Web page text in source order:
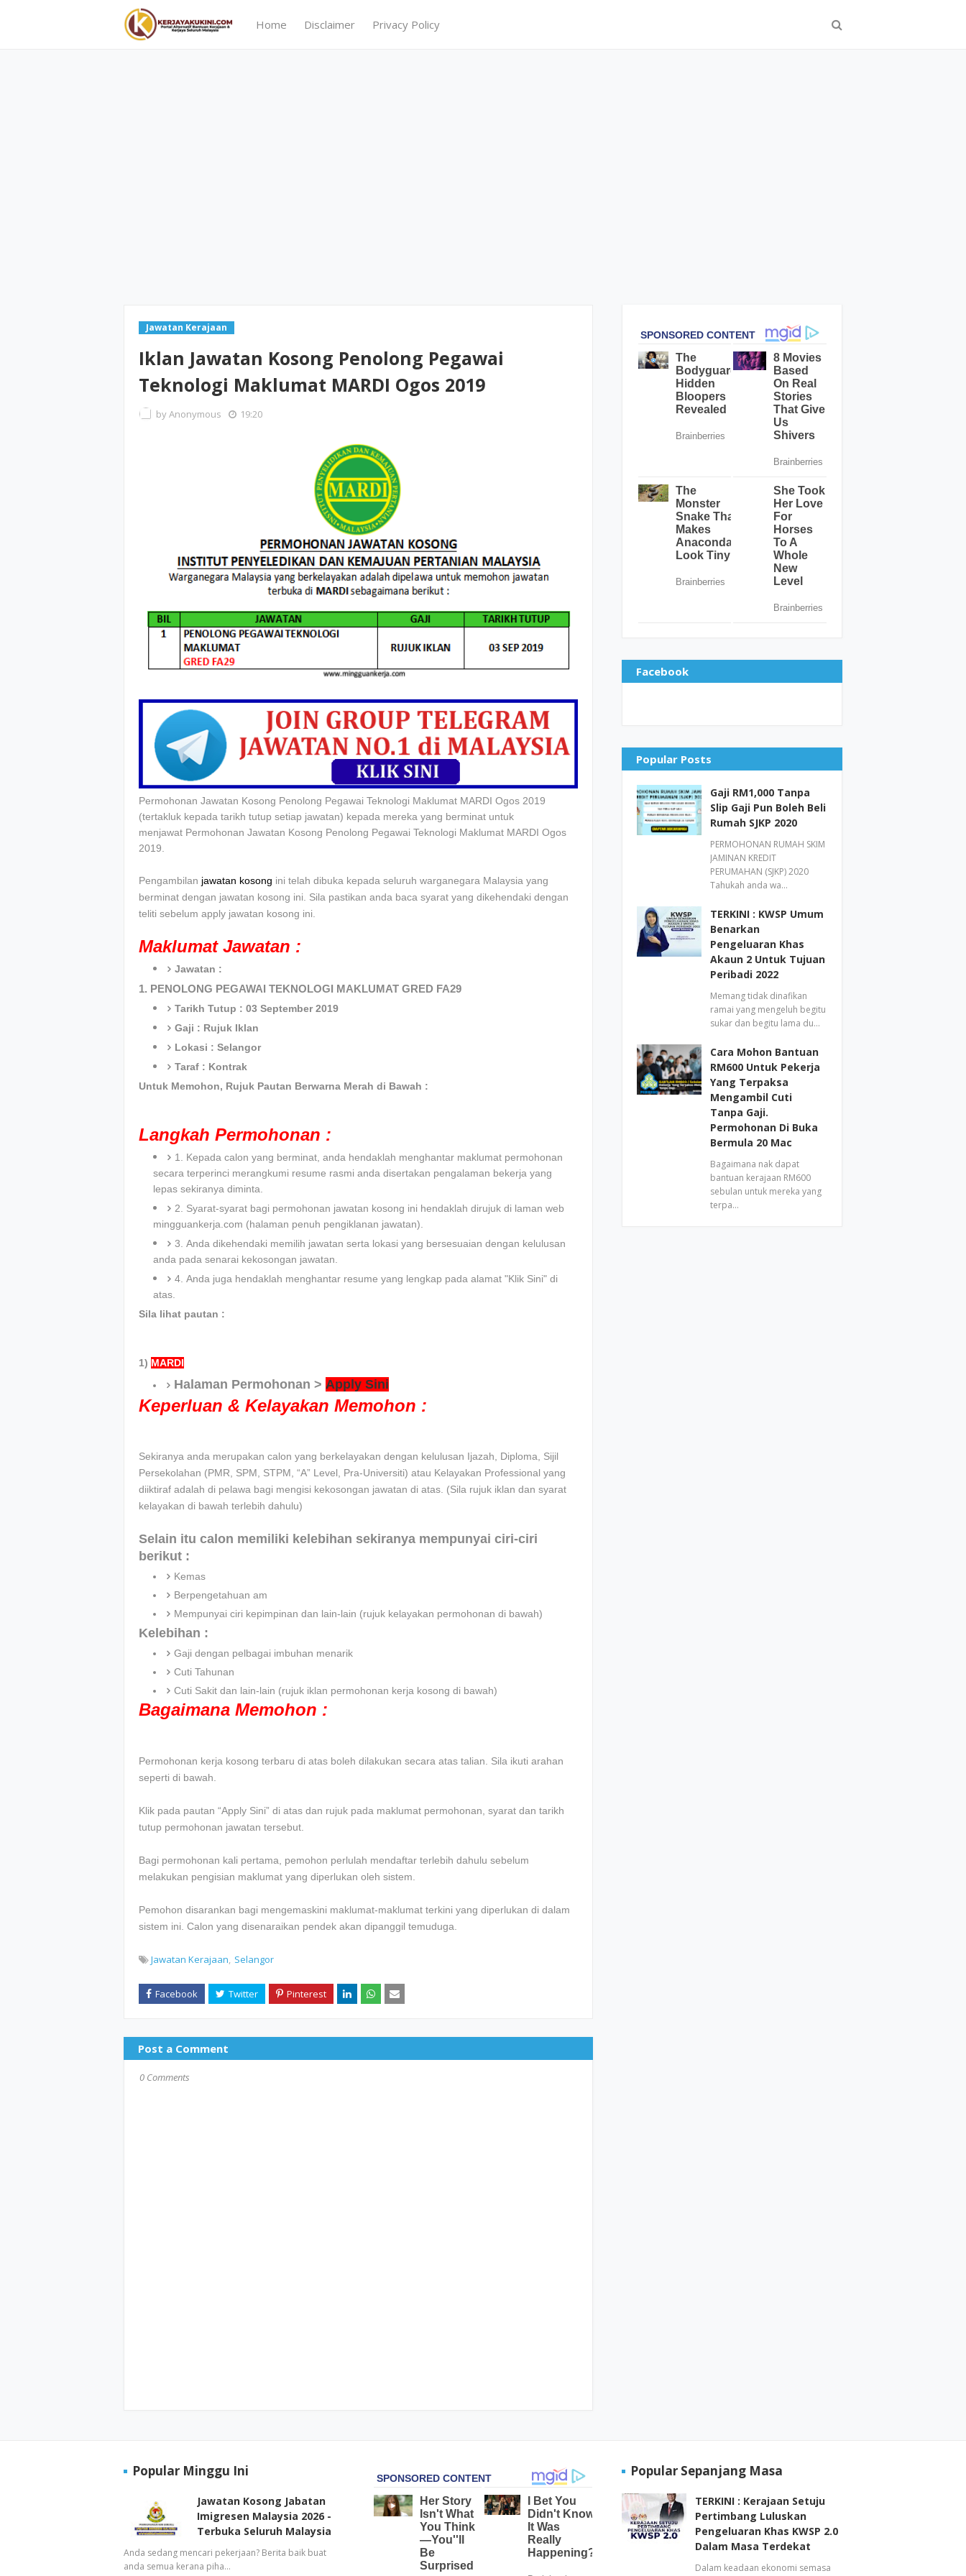
Home Disclaimer Privacy Policy
Jawatan Kerajaan
Iklan Jawatan Kosong Penolong Pegawai
Teknologi Maklumat MARDI Ogos 2019
byAnonymous 19:20
Permohonan Jawatan Kosong Penolong Pegawai Teknologi Maklumat MARDI Ogos 2019
(tertakluk kepada tarikh tutup setiap jawatan) kepada mereka yang berminat untuk
menjawat Permohonan Jawatan Kosong Penolong Pegawai Teknologi Maklumat MARDI Ogos
2019.
Pengambilan jawatan kosong ini telah dibuka kepada seluruh warganegara Malaysia yang
berminat dengan jawatan kosong ini. Sila pastikan anda baca syarat yang dikehendaki dengan
teliti sebelum apply jawatan kosong ini.
Maklumat Jawatan :
Jawatan :
1. PENOLONG PEGAWAI TEKNOLOGI MAKLUMAT GRED FA29
Tarikh Tutup : 03 September 2019
Gaji : Rujuk Iklan
Lokasi : Selangor
Taraf : Kontrak
Untuk Memohon, Rujuk Pautan Berwarna Merah di Bawah :
Langkah Permohonan :
1. Kepada calon yang berminat, anda hendaklah menghantar maklumat permohonan
secara terperinci merangkumi resume rasmi anda disertakan pengalaman bekerja yang
lepas sekiranya diminta.
2. Syarat-syarat bagi permohonan jawatan kosong ini hendaklah dirujuk di laman web
mingguankerja.com (halaman penuh pengiklanan jawatan).
3. Anda dikehendaki memilih jawatan serta lokasi yang bersesuaian dengan kelulusan
anda pada senarai kekosongan jawatan.
4. Anda juga hendaklah menghantar resume yang lengkap pada alamat "Klik Sini" di
atas.
Sila lihat pautan :
1) MARDI
Halaman Permohonan > Apply Sini
Keperluan & Kelayakan Memohon :
Sekiranya anda merupakan calon yang berkelayakan dengan kelulusan Ijazah, Diploma, Sijil
Persekolahan (PMR, SPM, STPM, “A” Level, Pra-Universiti) atau Kelayakan Professional yang
diiktiraf adalah di pelawa bagi mengisi kekosongan jawatan di atas. (Sila rujuk iklan dan syarat
kelayakan di bawah terlebih dahulu)
Selain itu calon memiliki kelebihan sekiranya mempunyai ciri-ciri
berikut :
Kemas
Berpengetahuan am
Mempunyai ciri kepimpinan dan lain-lain (rujuk kelayakan permohonan di bawah)
Kelebihan :
Gaji dengan pelbagai imbuhan menarik
Cuti Tahunan
Cuti Sakit dan lain-lain (rujuk iklan permohonan kerja kosong di bawah)
Bagaimana Memohon :
Permohonan kerja kosong terbaru di atas boleh dilakukan secara atas talian. Sila ikuti arahan
seperti di bawah.
Klik pada pautan “Apply Sini” di atas dan rujuk pada maklumat permohonan, syarat dan tarikh
tutup permohonan jawatan tersebut.
Bagi permohonan kali pertama, pemohon perlulah mendaftar terlebih dahulu sebelum
melakukan pengisian maklumat yang diperlukan oleh sistem.
Pemohon disarankan bagi mengemaskini maklumat-maklumat terkini yang diperlukan di dalam
sistem ini. Calon yang disenaraikan pendek akan dipanggil temuduga.
Jawatan Kerajaan Selangor
Post a Comment
0 Comments
Facebook
Popular Posts
Gaji RM1,000 Tanpa
Slip Gaji Pun Boleh Beli
Rumah SJKP 2020
PERMOHONAN RUMAH SKIM
JAMINAN KREDIT
PERUMAHAN (SJKP) 2020
Tahukah anda wa…
TERKINI : KWSP Umum
Benarkan
Pengeluaran Khas
Akaun 2 Untuk Tujuan
Peribadi 2022
Memang tidak dinafikan
ramai yang mengeluh begitu
sukar dan begitu lama du…
Cara Mohon Bantuan
RM600 Untuk Pekerja
Yang Terpaksa
Mengambil Cuti
Tanpa Gaji.
Permohonan Di Buka
Bermula 20 Mac
Bagaimana nak dapat
bantuan kerajaan RM600
sebulan untuk mereka yang
terpa…
Popular Minggu Ini
Jawatan Kosong Jabatan
Imigresen Malaysia 2026 -
Terbuka Seluruh Malaysia
Anda sedang mencari pekerjaan? Berita baik buat
anda semua kerana piha…
Popular Sepanjang Masa
TERKINI : Kerajaan Setuju
Pertimbang Luluskan
Pengeluaran Khas KWSP 2.0
Dalam Masa Terdekat
Dalam keadaan ekonomi semasa